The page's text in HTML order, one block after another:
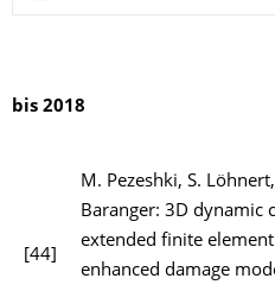
bis 2018
[44]
M. Pezeshki, S.
Baranger: 3D dynamic
extended finite
enhanced damage